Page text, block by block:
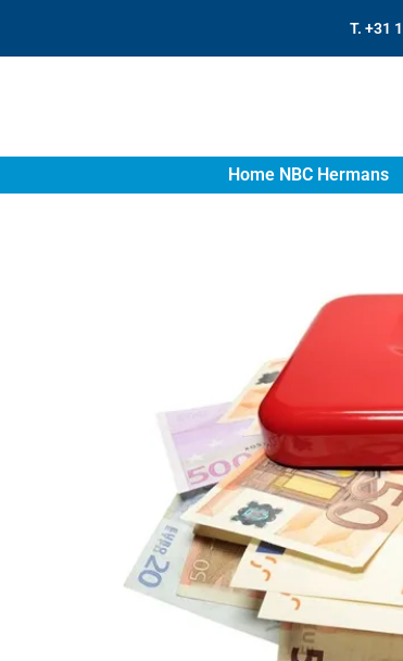
T. +31
Home NBC Hermans